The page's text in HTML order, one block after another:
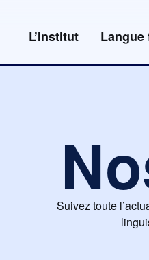
L’Institut Langue
Suivez toute